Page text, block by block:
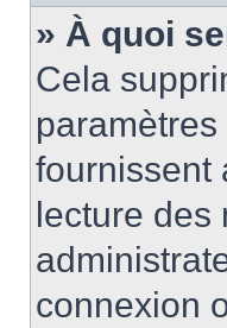
» À quoi
Cela
fournissent
lecture des
connexion